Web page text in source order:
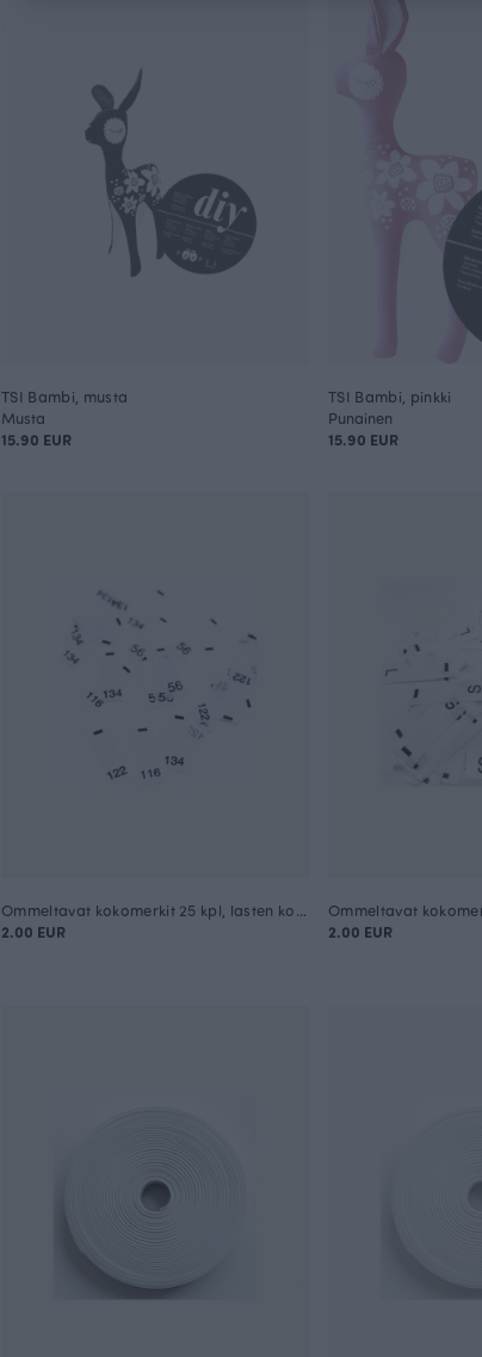
TSI Bambi, musta
Musta
15.90 EUR
TSI Bambi, pinkki
Punainen
15.90 EUR
Ommeltavat kokomerkit 25 kpl, lasten koot
2.00 EUR
2.00 EUR